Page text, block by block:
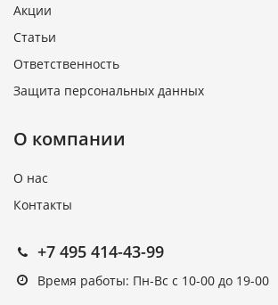
Акции
Статьи
Ответственность
Защита персональных данных
О компании
О нас
Контакты
+7 495 414-43-99
Время работы: Пн-Вс с 10-00 до 19-00